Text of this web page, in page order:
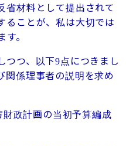
省材料として提出されて
ることが、私は大切では
。
つつ、以下9点につきまし
関係理事者の説明を求め
財政計画の当初予算編成